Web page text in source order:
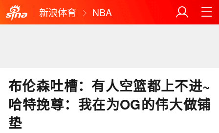
新浪体育 NBA
布伦森吐槽：有人空篮都上不进~
哈特挽尊：我在为OG的伟大做铺
垫